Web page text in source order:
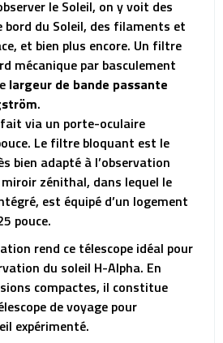
le Soleil, on y voit des
bord du Soleil, des filaments et
et bien plus encore. Un filtre
mécanique par basculement
largeur de bande passante
.
via un porte-oculaire
Le filtre bloquant est le
bien adapté à l’observation
zénithal, dans lequel le
est équipé d’un logement
pouce.
rend ce télescope idéal pour
du soleil H-Alpha. En
compactes, il constitue
de voyage pour
expérimenté.